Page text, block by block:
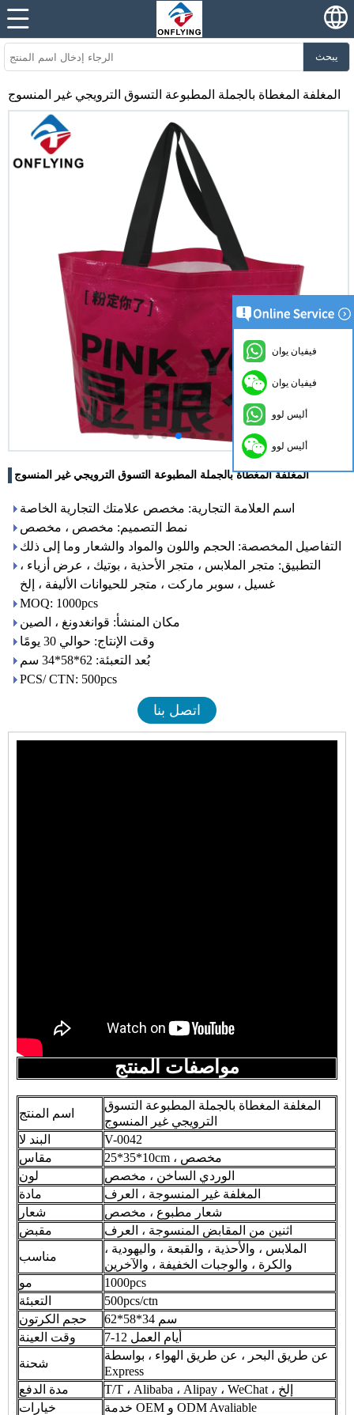
يبحث
المغلفة المغطاة بالجملة المطبوعة التسوق الترويجي غير المنسوج
المغلفة المغطاة بالجملة المطبوعة التسوق الترويجي غير المنسوج
اسم العلامة التجارية: مخصص علامتك التجارية الخاصة
نمط التصميم: مخصص ، مخصص
التفاصيل المخصصة: الحجم واللون والمواد والشعار وما إلى ذلك
التطبيق: متجر الملابس ، متجر الأحذية ، بوتيك ، عرض أزياء ،
غسيل ، سوبر ماركت ، متجر للحيوانات الأليفة ، إلخ
MOQ: 1000pcs
مكان المنشأ: قوانغدونغ ، الصين
وقت الإنتاج: حوالي 30 يومًا
بُعد التعبئة: 62*58*34 سم
PCS/ CTN: 500pcs
اتصل بنا
مواصفات المنتج
اسم المنتج
المغلفة المغطاة بالجملة المطبوعة التسوق
الترويجي غير المنسوج
البند لا
V-0042
مقاس
25*35*10cm ، مخصص
لون
الوردي الساخن ، مخصص
مادة
المغلفة غير المنسوجة ، العرف
شعار
شعار مطبوع ، مخصص
مقبض
اثنين من المقابض المنسوجة ، العرف
مناسب
الملابس ، والأحذية ، والقبعة ، واليهودية ،
والكرة ، والوجبات الخفيفة ، والآخرين
مو
1000pcs
التعبئة
500pcs/ctn
حجم الكرتون
62*58*34 سم
وقت العينة
7-12 أيام العمل
شحنة
عن طريق البحر ، عن طريق الهواء ، بواسطة
Express
مدة الدفع
T/T ، Alibaba ، Alipay ، WeChat ، إلخ
خيارات
خدمة OEM و ODM Avaliable
فيفيان يوان
فيفيان يوان
أليس لوو
أليس لوو